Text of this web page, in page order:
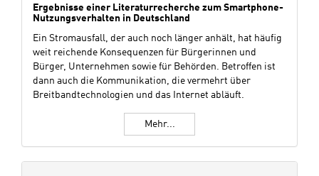
Ergebnisse einer Literaturrecherche zum Smartphone-
Nutzungsverhalten in Deutschland
Ein Stromausfall, der auch noch länger anhält, hat häufig
weit reichende Konsequenzen für Bürgerinnen und
Bürger, Unternehmen sowie für Behörden. Betroffen ist
dann auch die Kommunikation, die vermehrt über
Breitbandtechnologien und das Internet abläuft.
Mehr...